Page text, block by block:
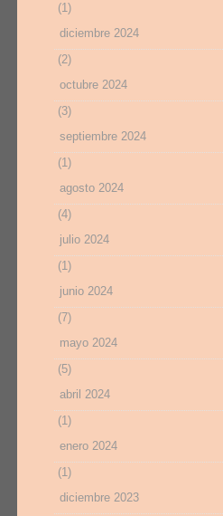
(1)
diciembre 2024
(2)
octubre 2024
(3)
septiembre 2024
(1)
agosto 2024
(4)
julio 2024
(1)
junio 2024
(7)
mayo 2024
(5)
abril 2024
(1)
enero 2024
(1)
diciembre 2023